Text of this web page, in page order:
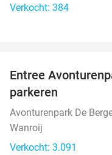
Verkocht: 384
Entree
parkeren
Avonturenpark De
Wanroij
Verkocht: 3.091